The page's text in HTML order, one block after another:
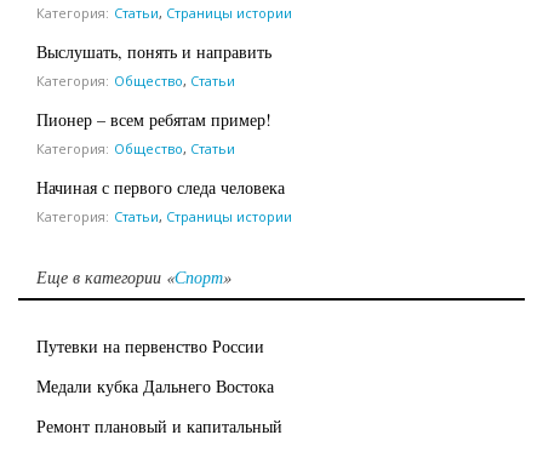
Категория: Статьи, Страницы истории
Выслушать, понять и направить
Категория: Общество, Статьи
Пионер – всем ребятам пример!
Категория: Общество, Статьи
Начиная с первого следа человека
Категория: Статьи, Страницы истории
Еще в категории «Спорт»
Путевки на первенство России
Медали кубка Дальнего Востока
Ремонт плановый и капитальный